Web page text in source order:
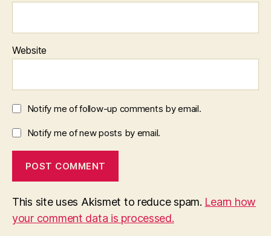
Website
Notify me of follow-up comments by email.
Notify me of new posts by email.
This site uses Akismet to reduce spam. Learn how
your comment data is processed.